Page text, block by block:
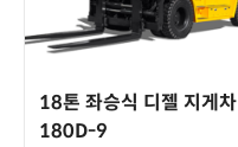
18톤 좌승식 디젤 지게차
180D-9